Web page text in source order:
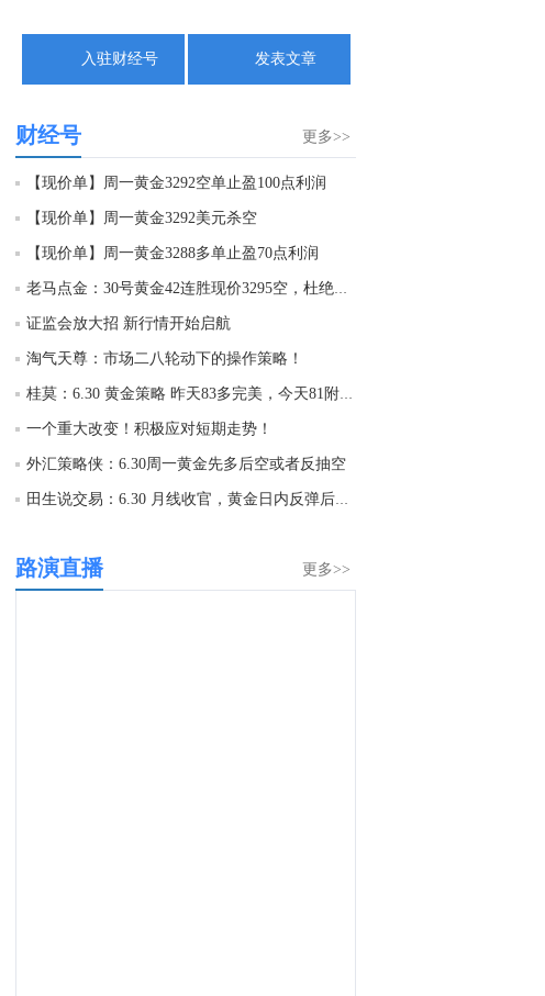
金十数据8月6日讯，中国银行保险资产管理业协会近期对198家银行理财公司、保险资管公司与保险公司进行调查，结果显示，权益投资信心指数较二季度环比回升，权益层面风险偏好与配置意愿同步回升，结构性机会共识增强。三季度固定收益投资信心指数50.02，较二季度微幅回落，贴近50荣枯线，显示行业对债市整体判断审慎平衡。固收层面，协会调查结果显示，短端宽松预期收敛，长端配置价值提升，市场预期更趋平衡。货币政策宽松预期边际收敛，长端利率与信用配置信心边际修复。（上证报）
20:48:34
入驻财经号 发表文章
更多>>
财经号
【现价单】周一黄金3292空单止盈100点利润
【现价单】周一黄金3292美元杀空
【现价单】周一黄金3288多单止盈70点利润
老马点金：30号黄金42连胜现价3295空，杜绝一切马后炮！
证监会放大招 新行情开始启航
淘气天尊：市场二八轮动下的操作策略！
桂莫：6.30 黄金策略 昨天83多完美，今天81附近空！
一个重大改变！积极应对短期走势！
外汇策略侠：6.30周一黄金先多后空或者反抽空
田生说交易：6.30 月线收官，黄金日内反弹后再跌!
更多>>
路演直播